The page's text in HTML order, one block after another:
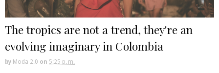
The tropics are not a trend, they're an
evolving imaginary in Colombia
by Moda 2.0 on 5:25 p. m.